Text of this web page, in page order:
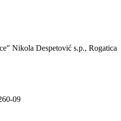
Nikola Despetović s.p., Rogatica
09